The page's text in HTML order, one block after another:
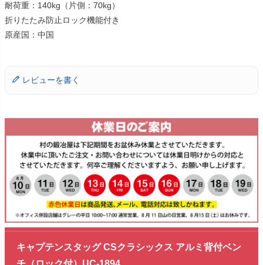
耐荷重：140kg（片側：70kg）
折りたたみ防止ロック機能付き
原産国：中国
レビューを書く
キャプテンスタッグ CSクラシックス アルミ背付ベン